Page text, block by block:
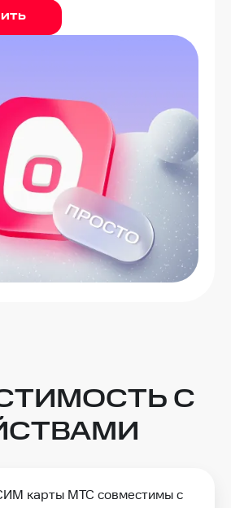
С
карты МТС совместимы с